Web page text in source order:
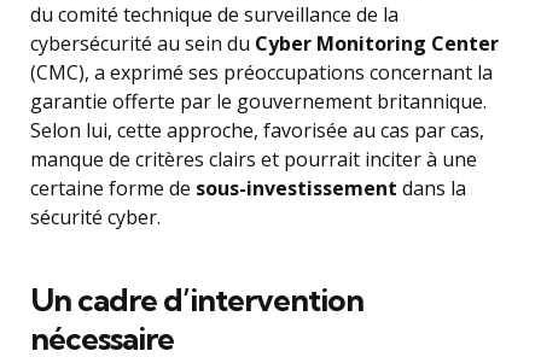
du comité technique de surveillance de la
cybersécurité au sein du Cyber Monitoring Center
(CMC), a exprimé ses préoccupations concernant la
garantie offerte par le gouvernement britannique.
Selon lui, cette approche, favorisée au cas par cas,
manque de critères clairs et pourrait inciter à une
certaine forme de sous-investissement dans la
sécurité cyber.
Un cadre d’intervention
nécessaire